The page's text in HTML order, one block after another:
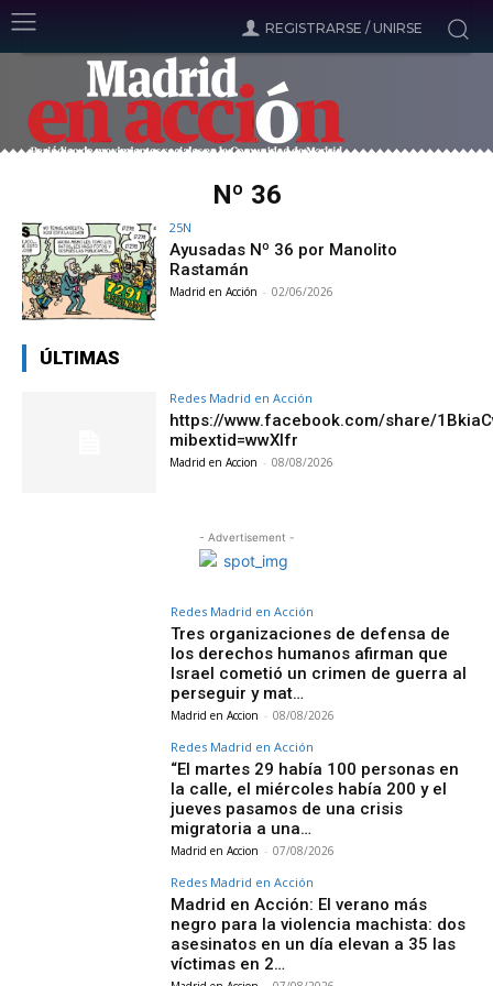
REGISTRARSE / UNIRSE
Nº 36
25N
Ayusadas Nº 36 por Manolito
Rastamán
Madrid en Acción - 02/06/2026
ÚLTIMAS
Redes Madrid en Acción
https://www.facebook.com/share/
mibextid=wwXIfr
Madrid en Accion - 08/08/2026
- Advertisement -
Redes Madrid en Acción
Tres organizaciones de defensa de
los derechos humanos afirman que
Israel cometió un crimen de guerra al
perseguir y mat…
Madrid en Accion - 08/08/2026
Redes Madrid en Acción
“El martes 29 había 100 personas en
la calle, el miércoles había 200 y el
jueves pasamos de una crisis
migratoria a una…
Madrid en Accion - 07/08/2026
Redes Madrid en Acción
Madrid en Acción: El verano más
negro para la violencia machista: dos
asesinatos en un día elevan a 35 las
víctimas en 2…